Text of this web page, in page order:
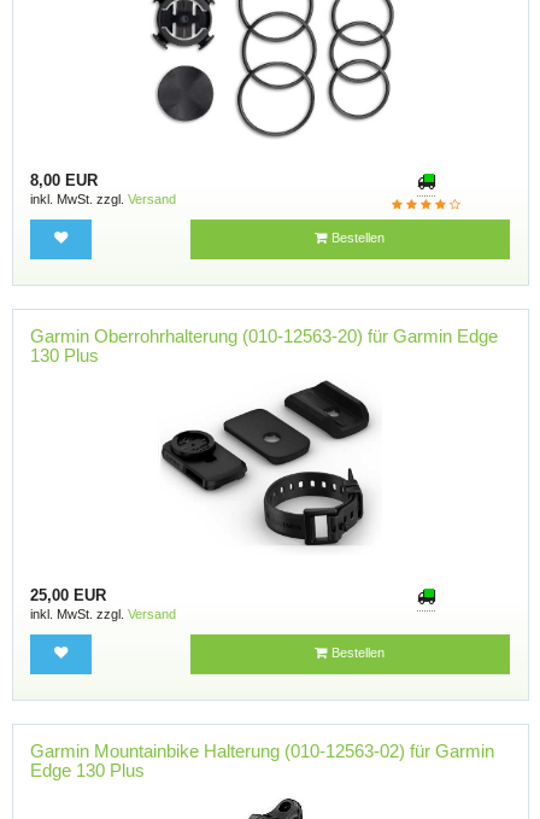
8,00 EUR
inkl. MwSt. zzgl. Versand
Bestellen
Garmin Oberrohrhalterung (010-12563-20) für Garmin Edge
130 Plus
25,00 EUR
inkl. MwSt. zzgl. Versand
Bestellen
Garmin Mountainbike Halterung (010-12563-02) für Garmin
Edge 130 Plus